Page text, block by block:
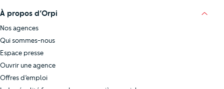
À propos d’Orpi
Nos agences
Qui sommes-nous
Espace presse
Ouvrir une agence
Offres d’emploi